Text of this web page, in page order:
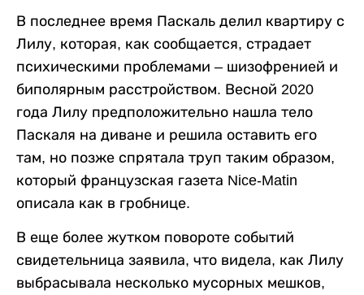
В последнее время Паскаль делил квартиру с
Лилу, которая, как сообщается, страдает
психическими проблемами – шизофренией и
биполярным расстройством. Весной 2020
года Лилу предположительно нашла тело
Паскаля на диване и решила оставить его
там, но позже спрятала труп таким образом,
который французская газета Nice-Matin
описала как в гробнице.
В еще более жутком повороте событий
свидетельница заявила, что видела, как Лилу
выбрасывала несколько мусорных мешков,